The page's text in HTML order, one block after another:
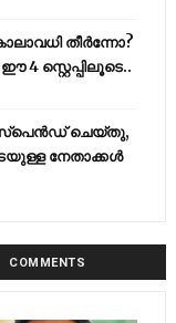
തീർന്നോ?
സ്റ്റെപ്പിലൂടെ..
ചെയ്തു,
നേതാക്കൾ
COMMENTS